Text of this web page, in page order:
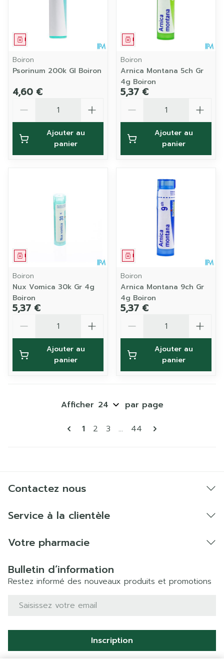
Médicament
Boiron
Psorinum 200k Gl Boiron
4,60 €
Ajouter au
panier
Médicament
Boiron
Arnica Montana 5ch Gr
4g Boiron
5,37 €
Ajouter au
panier
Médicament
Boiron
Nux Vomica 30k Gr 4g
Boiron
5,37 €
Ajouter au
panier
Médicament
Boiron
Arnica Montana 9ch Gr
4g Boiron
5,37 €
Ajouter au
panier
Pages
Vous lisez actuellement la page
1 Page
2 Page
3 ... Page
44
Afficher par page
Contactez nous
Service à la clientèle
Votre pharmacie
Bulletin d’information
Restez informé des nouveaux produits et promotions
Adresse mail
Inscription